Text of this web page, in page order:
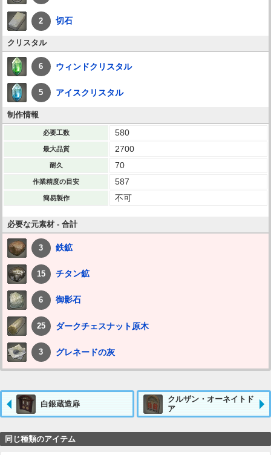
2 切石
クリスタル
6 ウィンドクリスタル
5 アイスクリスタル
制作情報
必要工数 580
最大品質 2700
耐久 70
作業精度の目安 587
簡易製作 不可
必要な元素材 - 合計
3 鉄鉱
15 チタン鉱
6 御影石
25 ダークチェスナット原木
3 グレネードの灰
白銀蔵造扉
クルザン・オーネイトド
ア
同じ種類のアイテム